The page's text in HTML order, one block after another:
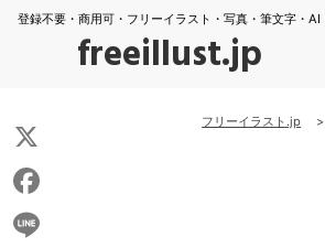
登録不要・商用可・フリーイラスト・写真・筆文字・AI
freeillust.jp
フリーイラスト.jp >
X
Facebook